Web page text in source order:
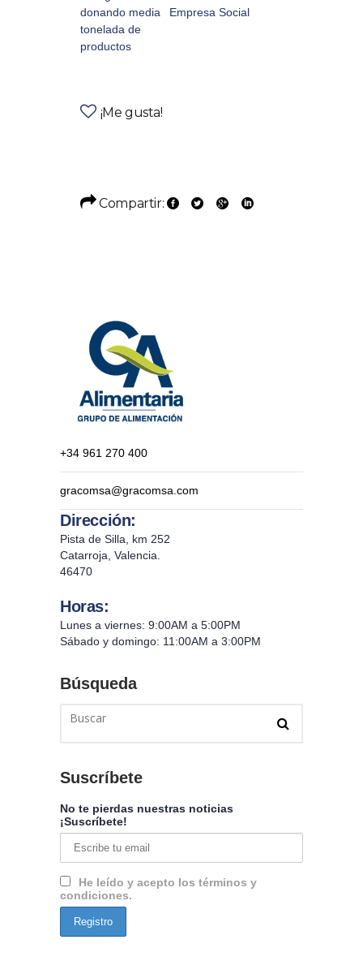
donando media
tonelada de
productos
Empresa Social
¡Me gusta!
Compartir:
+34 961 270 400
gracomsa@gracomsa.com
Dirección:
Pista de Silla, km 252
Catarroja, Valencia.
46470
Horas:
Lunes a viernes: 9:00AM a 5:00PM
Sábado y domingo: 11:00AM a 3:00PM
Búsqueda
Suscríbete
No te pierdas nuestras noticias
¡Suscríbete!
He leído y acepto los términos y
condiciones.